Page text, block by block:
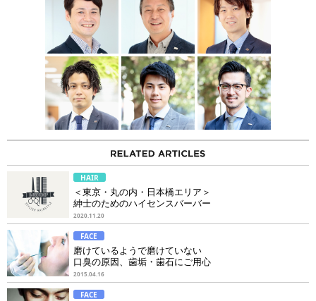
HAIR
＜東京・丸の内・日本橋エリア＞
紳士のためのハイセンスバーバー
2020.11.20
FACE
磨けているようで磨けていない
口臭の原因、歯垢・歯石にご用心
2015.04.16
FACE